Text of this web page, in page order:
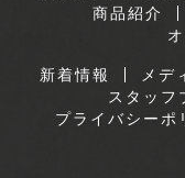
商品紹介
新着情報 メデ
スタッフ
プライバシーポ